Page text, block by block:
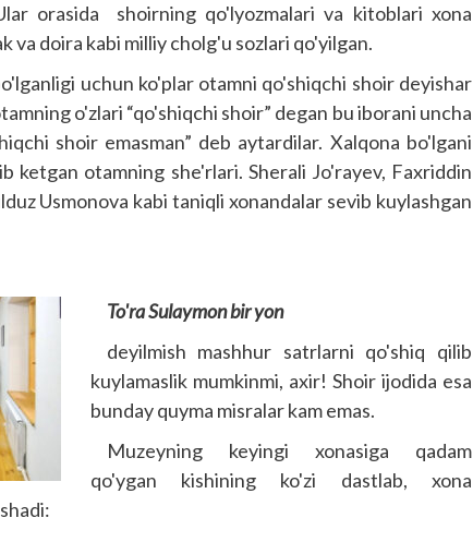
orasida shoirning qo'lyozmalari va kitoblari xona
va doira kabi milliy cholg'u sozlari qo'yilgan.
uchun ko'plar otamni qo'shiqchi shoir deyishar
o'zlari “qo'shiqchi shoir” degan bu iborani uncha
shoir emasman” deb aytardilar. Xalqona bo'lgani
ketgan otamning she'rlari. Sherali Jo'rayev, Faxriddin
Usmonova kabi taniqli xonandalar sevib kuylashgan
To'ra Sulaymon bir yon
deyilmish mashhur satrlarni qo'shiq qilib
kuylamaslik mumkinmi, axir! Shoir ijodida esa
bunday quyma misralar kam emas.
Muzeyning keyingi xonasiga qadam
qo'ygan kishining ko'zi dastlab, xona